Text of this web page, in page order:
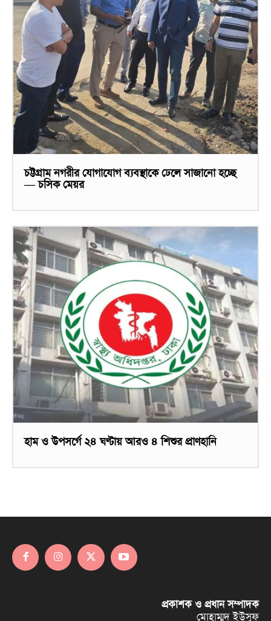
চট্টগ্রাম নগরীর যোগাযোগ ব্যবস্থাকে ঢেলে সাজানো হচ্ছে
— চসিক মেয়র
হাম ও উপসর্গে ২৪ ঘণ্টায় আরও ৪ শিশুর প্রাণহানি
প্রকাশক ও প্রধান সম্পাদক
মোহাম্মদ ইউসুফ